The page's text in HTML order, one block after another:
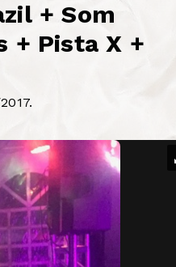
+ Som
+ Pista X +